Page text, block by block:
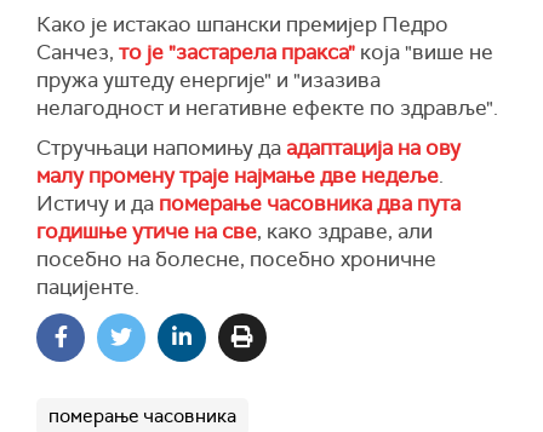
Како је истакао шпански премијер Педро
Санчез, то је "застарела пракса" која "више не
пружа уштеду енергије" и "изазива
нелагодност и негативне ефекте по здравље".
Стручњаци напомињу да адаптација на ову
малу промену траје најмање две недеље.
Истичу и да померање часовника два пута
годишње утиче на све, како здраве, али
посебно на болесне, посебно хроничне
пацијенте.
померање часовника